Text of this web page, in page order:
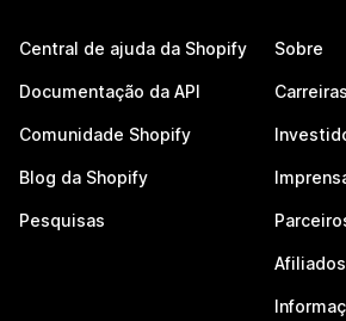
Central de ajuda da Shopify
Documentação da API
Comunidade Shopify
Blog da Shopify
Pesquisas
Sobre
Carreiras
Afiliados